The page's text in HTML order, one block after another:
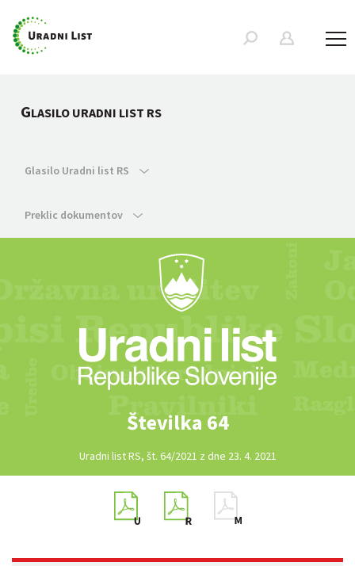
GLASILO URADNI LIST RS
Glasilo Uradni list RS
Preklic dokumentov
Številka 64
Uradni list RS, št. 64/2021 z dne 23. 4. 2021